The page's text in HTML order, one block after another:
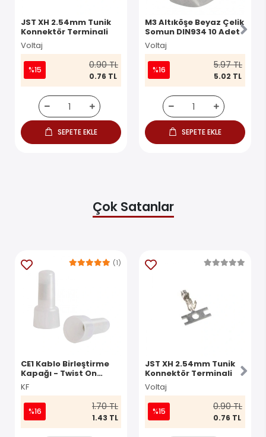
JST XH 2.54mm Tunik
Konnektör Terminali
Voltaj
%15 0.90 TL
0.76 TL
SEPETE EKLE
M3 Altıköşe Beyaz Çelik
Somun DIN934 10 Adet
Voltaj
%16 5.97 TL
5.02 TL
SEPETE EKLE
Çok Satanlar
CE1 Kablo Birleştirme
Kapağı - Twist On
Konnektör
KF
(1)
%16 1.70 TL
1.43 TL
JST XH 2.54mm Tunik
Konnektör Terminali
Voltaj
%15 0.90 TL
0.76 TL